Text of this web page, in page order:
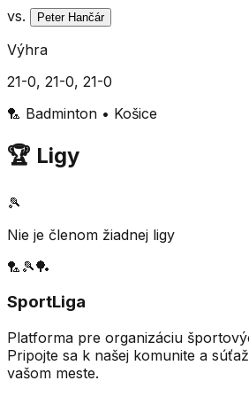
vs. Peter Hančár
Výhra
21-0, 21-0, 21-0
🏸 Badminton • Košice
🏆 Ligy
🎾
Nie je členom žiadnej ligy
🏸 🎾🏓
SportLiga
Platforma pre organizáciu
Pripojte sa k našej komunite a
vašom meste.